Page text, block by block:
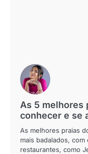
As 5 melhores
conhecer e se
As melhores praias
mais badalados,
restaurantes, como